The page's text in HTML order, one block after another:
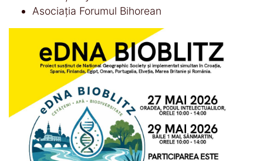
Asociația Forumul Bihorean